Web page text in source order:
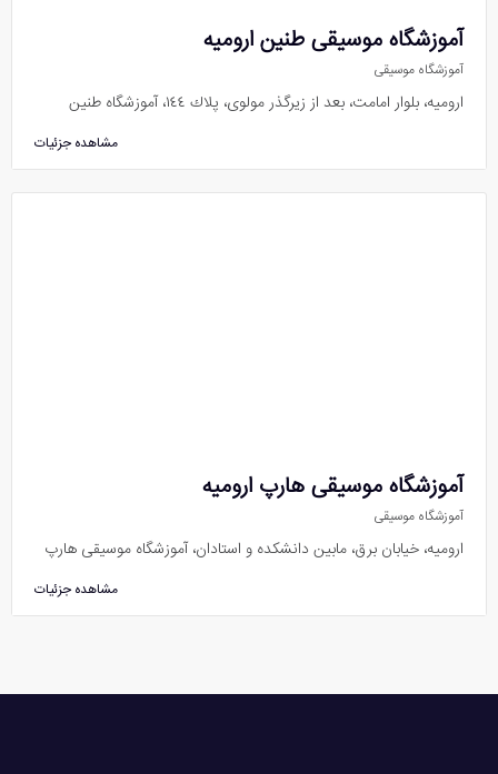
آموزشگاه موسیقی طنین ارومیه
آموزشگاه موسیقی
اروميه، بلوار امامت، بعد از زيرگذر مولوى، پلاك ١٤٤، آموزشگاه طنین
مشاهده جزئیات
آموزشگاه موسیقی هارپ ارومیه
آموزشگاه موسیقی
ارومیه، خیابان برق، مابین دانشکده و استادان، آموزشگاه موسیقی هارپ
مشاهده جزئیات